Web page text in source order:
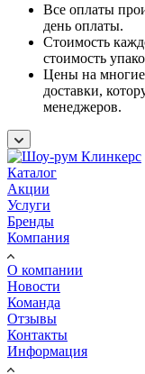
Все оплаты
день оплаты.
Стоимость
стоимость
Цены на многие
доставки,
менеджеров.
Каталог
Акции
Услуги
Бренды
Компания
О компании
Новости
Команда
Отзывы
Контакты
Информация